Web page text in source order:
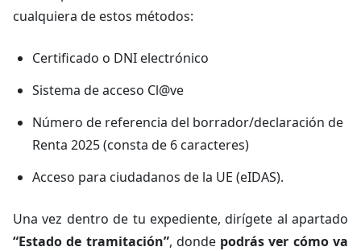
cualquiera de estos métodos:
Certificado o DNI electrónico
Sistema de acceso Cl@ve
Número de referencia del borrador/declaración de
Renta 2025 (consta de 6 caracteres)
Acceso para ciudadanos de la UE (eIDAS).
Una vez dentro de tu expediente, dirígete al apartado
“Estado de tramitación”, donde podrás ver cómo va